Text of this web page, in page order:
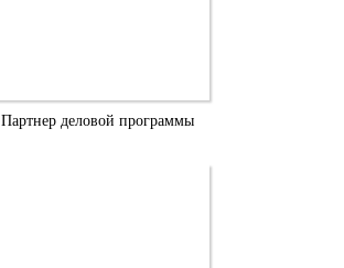
Партнер деловой программы